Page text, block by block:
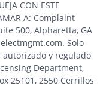
CON ESTE
A: Complaint
500, Alpharetta, GA
Solo
autorizado y regulado
Department,
25101, 2550 Cerrillos